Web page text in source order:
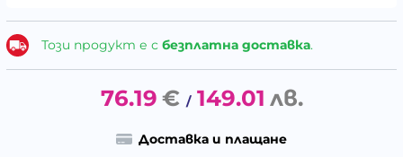
Този продукт е с безплатна доставка.
76.19 € / 149.01 лв.
Доставка и плащане